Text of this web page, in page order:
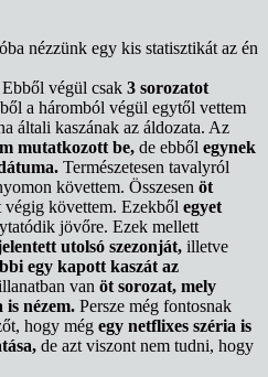
nézzünk egy kis statisztikát az én
végül csak 3 sorozatot
a háromból végül egytől vettem
általi kaszának az áldozata. Az
mutatkozott be, de ebből egynek
Természetesen tavalyról
követtem. Összesen öt
végig követtem. Ezekből egyet
jövőre. Ezek mellett
utolsó szezonját, illetve
egy kapott kaszát az
van öt sorozat, mely
nézem. Persze még fontosnak
hogy még egy netflixes széria is
de azt viszont nem tudni, hogy